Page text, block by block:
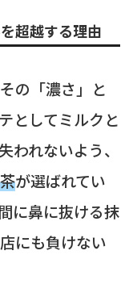
超越する理由
の「濃さ」と
としてミルクと
われないよう、
が選ばれてい
に鼻に抜ける抹
にも負けない